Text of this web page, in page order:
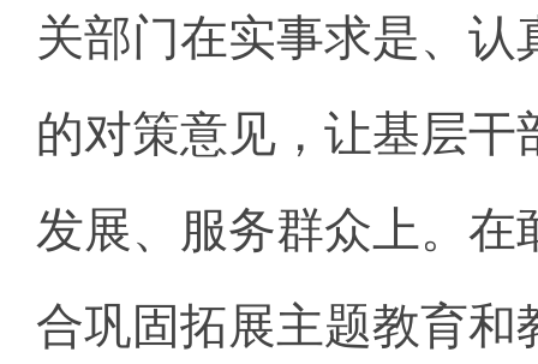
关部门在实事求是、
的对策意见，让基层
发展、服务群众上。
合巩固拓展主题教育